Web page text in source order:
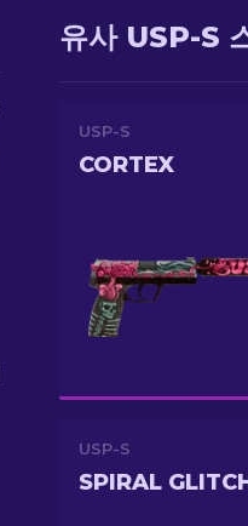
유사 USP-S
USP-S
CORTEX
USP-S
SPIRAL